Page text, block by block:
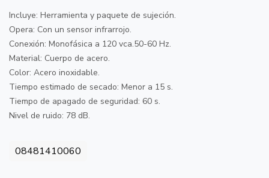
Incluye: Herramienta y paquete de sujeción.
Opera: Con un sensor infrarrojo.
Conexión: Monofásica a 120 vca.50-60 Hz.
Material: Cuerpo de acero.
Color: Acero inoxidable.
Tiempo estimado de secado: Menor a 15 s.
Tiempo de apagado de seguridad: 60 s.
Nivel de ruido: 78 dB.
08481410060